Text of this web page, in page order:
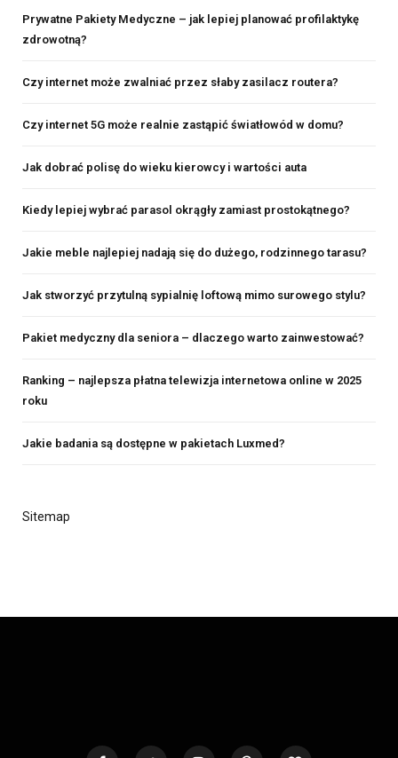
Prywatne Pakiety Medyczne – jak lepiej planować profilaktykę
zdrowotną?
Czy internet może zwalniać przez słaby zasilacz routera?
Czy internet 5G może realnie zastąpić światłowód w domu?
Jak dobrać polisę do wieku kierowcy i wartości auta
Kiedy lepiej wybrać parasol okrągły zamiast prostokątnego?
Jakie meble najlepiej nadają się do dużego, rodzinnego tarasu?
Jak stworzyć przytulną sypialnię loftową mimo surowego stylu?
Pakiet medyczny dla seniora – dlaczego warto zainwestować?
Ranking – najlepsza płatna telewizja internetowa online w 2025
roku
Jakie badania są dostępne w pakietach Luxmed?
Sitemap